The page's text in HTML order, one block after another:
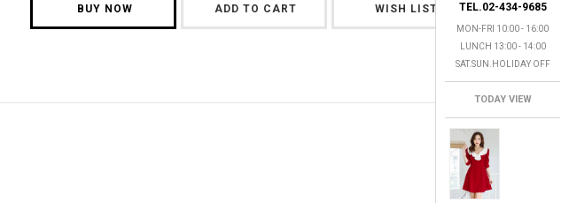
TEL.02-434-9685
MON-FRI 10:00 - 16:00
LUNCH 13:00 - 14:00
SAT.SUN.HOLIDAY OFF
TODAY VIEW
BUY NOW ADD TO CART WISH LIST